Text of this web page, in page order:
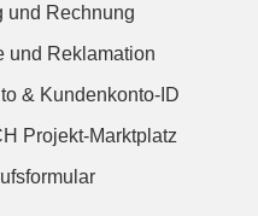
und Rechnung
und Reklamation
& Kundenkonto-ID
Projekt-Marktplatz